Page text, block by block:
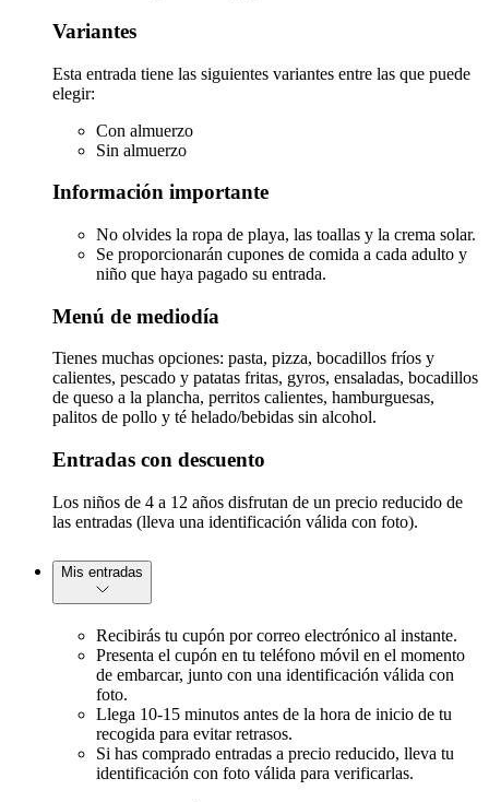
Variantes
Esta entrada tiene las siguientes variantes entre las que puede
elegir:
Con almuerzo
Sin almuerzo
Información importante
No olvides la ropa de playa, las toallas y la crema solar.
Se proporcionarán cupones de comida a cada adulto y
niño que haya pagado su entrada.
Menú de mediodía
Tienes muchas opciones: pasta, pizza, bocadillos fríos y
calientes, pescado y patatas fritas, gyros, ensaladas, bocadillos
de queso a la plancha, perritos calientes, hamburguesas,
palitos de pollo y té helado/bebidas sin alcohol.
Entradas con descuento
Los niños de 4 a 12 años disfrutan de un precio reducido de
las entradas (lleva una identificación válida con foto).
Mis entradas
Recibirás tu cupón por correo electrónico al instante.
Presenta el cupón en tu teléfono móvil en el momento
de embarcar, junto con una identificación válida con
foto.
Llega 10-15 minutos antes de la hora de inicio de tu
recogida para evitar retrasos.
Si has comprado entradas a precio reducido, lleva tu
identificación con foto válida para verificarlas.